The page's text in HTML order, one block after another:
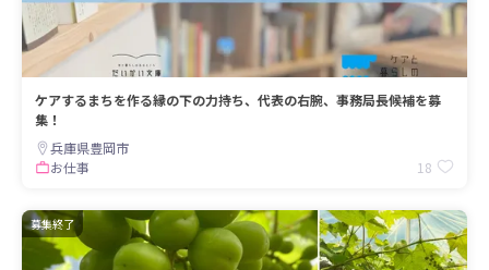
ケアするまちを作る縁の下の力持ち、代表の右腕、事務局長候補を募
集！
兵庫県豊岡市
お仕事
18
募集終了